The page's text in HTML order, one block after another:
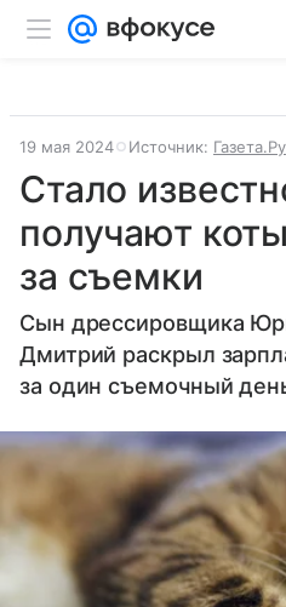
19 мая 2024 Источник: Газета.Ру
Стало
получают
за съемки
Сын дрессировщика
Дмитрий раскрыл
за один съемочный